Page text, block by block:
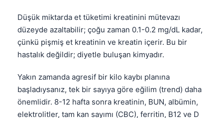
Düşük miktarda et tüketimi kreatinini mütevazı
düzeyde azaltabilir; çoğu zaman 0.1-0.2 mg/dL kadar,
çünkü pişmiş et kreatinin ve kreatin içerir. Bu bir
hastalık değildir; diyetle buluşan kimyadır.
Yakın zamanda agresif bir kilo kaybı planına
başladıysanız, tek bir sayıya göre eğilim (trend) daha
önemlidir. 8-12 hafta sonra kreatinin, BUN, albümin,
elektrolitler, tam kan sayımı (CBC), ferritin, B12 ve D
Cebuano
ئۇيغۇرچە
Татар теле
Беларуская мова
Esperanto